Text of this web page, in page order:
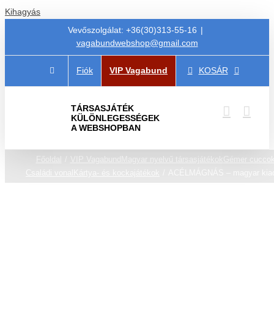
Kihagyás
Vevőszolgálat: +36(30)313-55-16 |
vagabundwebshop@gmail.com
Fiók VIP Vagabund KOSÁR
TÁRSASJÁTÉK
KÜLÖNLEGESSÉGEK
A WEBSHOPBAN
Főoldal VIP Vagabund Magyar nyelvű társasjátékok
Gémer
Családi vonal
ACÉLMÁGNÁS – magyar